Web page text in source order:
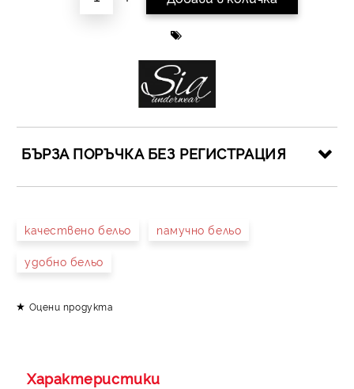
БЪРЗА ПОРЪЧКА БЕЗ РЕГИСТРАЦИЯ
качествено бельо памучно бельо
удобно бельо
Оцени продукта
Характеристики